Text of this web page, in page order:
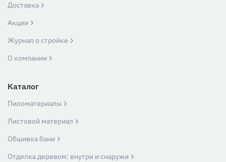
Доставка
Акции
Журнал о стройке
О компании
Каталог
Пиломатериалы
Листовой материал
Обшивка бани
Отделка деревом: внутри и снаружи